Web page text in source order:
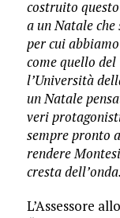
costruito
a un Natale
per cui
come quello
l’Università
un Natale
veri
sempre pronto
rendere
cresta
L’Assessore